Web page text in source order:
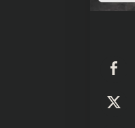
Prabowo Akan Pidato di
22 September 2025